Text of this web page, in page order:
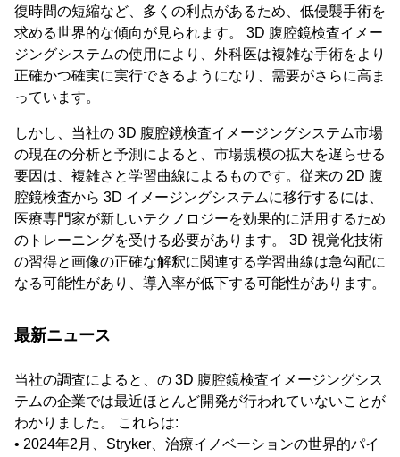
復時間の短縮など、多くの利点があるため、低侵襲手術を
求める世界的な傾向が見られます。 3D 腹腔鏡検査イメー
ジングシステムの使用により、外科医は複雑な手術をより
正確かつ確実に実行できるようになり、需要がさらに高ま
っています。
しかし、当社の 3D 腹腔鏡検査イメージングシステム市場
の現在の分析と予測によると、市場規模の拡大を遅らせる
要因は、複雑さと学習曲線によるものです。従来の 2D 腹
腔鏡検査から 3D イメージングシステムに移行するには、
医療専門家が新しいテクノロジーを効果的に活用するため
のトレーニングを受ける必要があります。 3D 視覚化技術
の習得と画像の正確な解釈に関連する学習曲線は急勾配に
なる可能性があり、導入率が低下する可能性があります。
最新ニュース
当社の調査によると、の 3D 腹腔鏡検査イメージングシス
テムの企業では最近ほとんど開発が行われていないことが
わかりました。 これらは:
• 2024年2月、Stryker、治療イノベーションの世界的パイ